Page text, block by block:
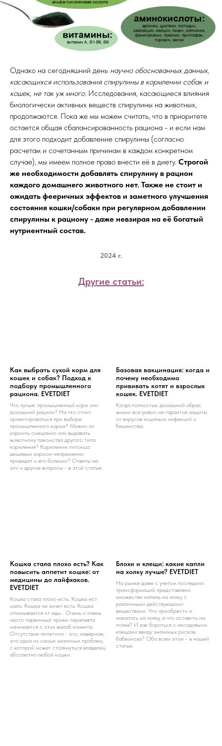
Однако на сегодняшний день научно обоснованных данных,
касающихся использования спирулины в кормлении собак и
кошек, не так уж много. Исследования, касающиеся влияния
биологически активных веществ спирулины на животных,
продолжаются. Пока же мы можем считать, что в приоритете
остается общая сбалансированность рациона - и если нам
для этого подходит добавление спирулины (согласно
расчетам и сочетанным причинам в каждом конкретном
случае), мы имеем полное право внести её в диету. Строгой
же необходимости добавлять спирулину в рацион
каждого домашнего животного нет. Также не стоит и
ожидать фееричных эффектов и заметного улучшения
состояния кошки/собаки при регулярном добавлении
спирулины к рациону - даже невзирая на её богатый
нутриентный состав.
2024 г.
Другие статьи:
Как выбрать сухой корм для
кошек и собак? Подход к
подбору промышленного
рациона. EVETDIET
Что лучше: промышленный корм или
домашний рацион? На что стоит
ориентироваться при выборе
промышленного корма? Можно ли
кормить смешанно или выдавать
животному лакомства другого типа
кормления? Кормление питомца
дешевым кормом непременно
приведет к его болезни? Ответы на
эти и другие вопросы - в этой статье.
Базовая вакцинация: когда и
почему необходимо
прививать котят и взрослых
кошек. EVETDIET
Когда полностью домашний образ
жизни все равно не гарантия защиты
от вирусов кошачьих инфекций и
бешенства.
Кошка стала плохо есть? Как
повысить аппетит кошке: от
медицины до лайфхаков.
EVETDIET
Кошка стала плохо есть. Кошка ест
мало. Кошка не хочет есть. Кошка
отказывается от еды... Очень и очень
часто первичный прием терапевта
начинается с этих жалоб клиента.
Отсутствие аппетита - это, наверное,
это одна из самых значимых проблем,
с которой может столкнуться владелец
абсолютно любой кошки.
Блохи и клещи: какие капли
на холку лучше? EVETDIET
На рынке даже с учетом последних
трансформаций представлено
множество капель на холку с
различными действующими
веществами. Что приобрести и
накапать на холку, а что оставить на
полке? И как бороться с иксодовыми
клещами ввиду значимых рисков
бабезиоза? Обо всем этом - в нашей
статье.